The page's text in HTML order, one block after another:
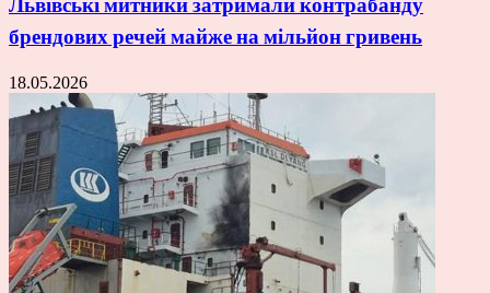
брендових речей майже на мільйон гривень
18.05.2026